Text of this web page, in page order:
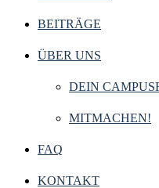
BEITRÄGE
ÜBER UNS
DEIN
MITMACHEN!
FAQ
KONTAKT